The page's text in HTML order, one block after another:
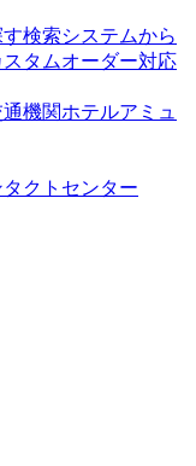
検索システムから
スタムオーダー対応
機関ホテルアミュ
タクトセンター